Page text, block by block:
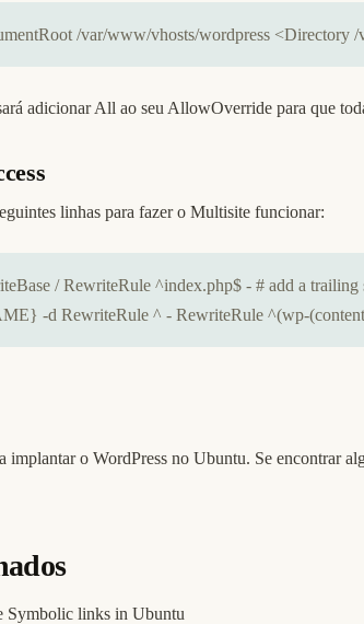
/var/www/vhosts/wordpress
adicionar All ao seu AllowOverride para que
linhas para fazer o Multisite funcionar:
/ RewriteRule ^index.php$ - # add a
-d RewriteRule ^ - RewriteRule ^(wp-
implantar o WordPress no Ubuntu. Se encontrar
Symbolic links in Ubuntu